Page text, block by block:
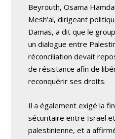
Beyrouth, Osama
Mesh’al, dirigeant
Damas, a dit que le
un dialogue entre
réconciliation devait
de résistance afin de
reconquérir ses droits.
Il a également exigé la
sécuritaire entre Israël
palestinienne, et a